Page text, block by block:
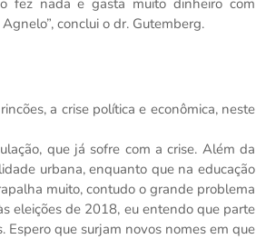
fez nada e gasta muito dinheiro com
conclui o dr. Gutemberg.
a crise política e econômica, neste
que já sofre com a crise. Além da
urbana, enquanto que na educação
muito, contudo o grande problema
eleições de 2018, eu entendo que parte
que surjam novos nomes em que